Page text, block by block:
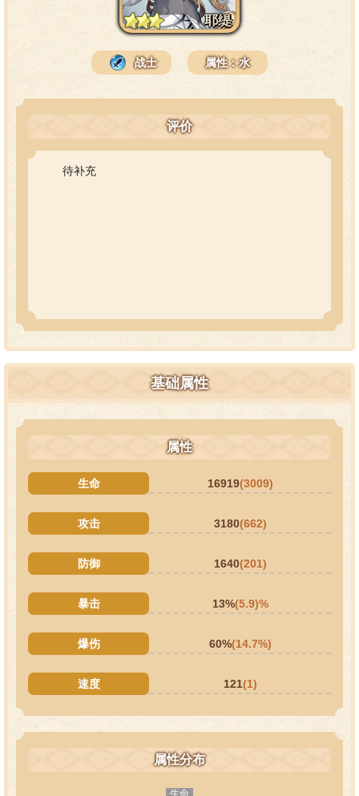
耶缇虽然有些怕生，但她并不想让大家讨厌自己。因
此，耶缇重新回归了平淡的独居生活。
直到某天，一位倒霉的旅行家迷失在雪山中，为了帮助
她离开，耶缇用能力搓出一个大雪球，指引对方走向商
队常用的官道。
耶缇鼓起勇气来到旅行家面前，开始了她人生中第一次
与外来者的对话，她强忍着要用飞雪遮盖自己的冲动，
磕磕绊绊地讲述了过去的经历，以及自己一直以来的期
耶缇
战士 属性：水
评价
待补充
基础属性
属性
生命 16919(3009)
攻击 3180(662)
防御 1640(201)
暴击 13%(5.9)%
爆伤 60%(14.7%)
速度 121(1)
属性分布